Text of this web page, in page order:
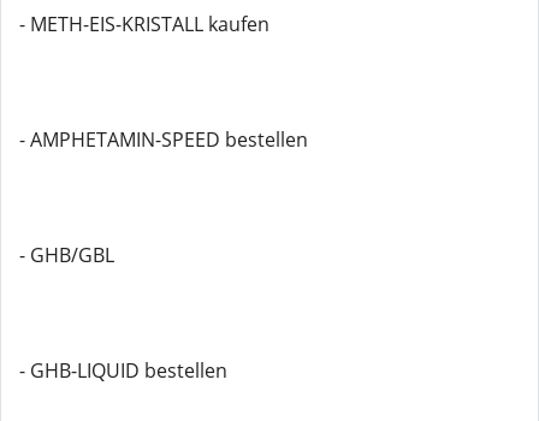
- METH-EIS-KRISTALL kaufen
- AMPHETAMIN-SPEED bestellen
- GHB/GBL
- GHB-LIQUID bestellen